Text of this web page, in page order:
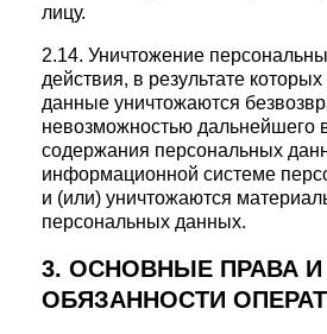
лицу.
2.14. Уничтожение
действия, в результате
данные уничтожаются
невозможностью дальнейшего
содержания персональных
информационной системе
и (или) уничтожаются
персональных данных.
3. ОСНОВНЫЕ ПРАВА И
ОБЯЗАННОСТИ